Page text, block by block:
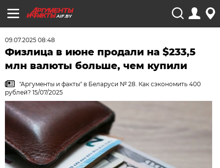
AIF.BY
09.07.2025 08:48
Физлица в июне продали на $233,5
млн валюты больше, чем купили
"Аргументы и факты" в Беларуси № 28. Как сэкономить 400
рублей? 15/07/2025